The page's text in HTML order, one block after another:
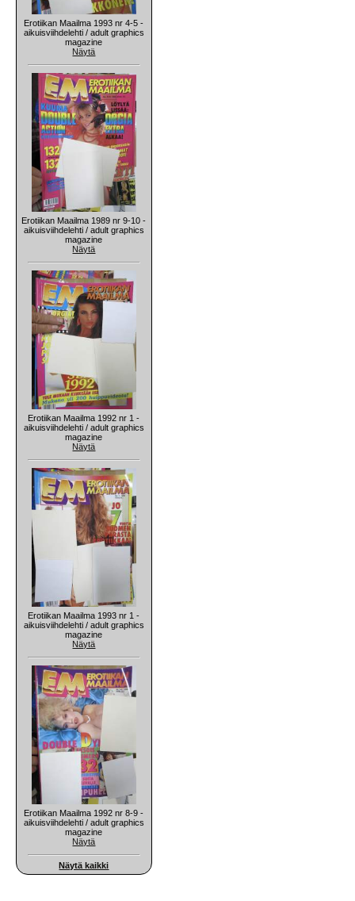
Erotiikan Maailma 1993 nr 4-5 -
aikuisviihdelehti / adult graphics
magazine
Näytä
Erotiikan Maailma 1989 nr 9-10 -
aikuisviihdelehti / adult graphics
magazine
Näytä
Erotiikan Maailma 1992 nr 1 -
aikuisviihdelehti / adult graphics
magazine
Näytä
Erotiikan Maailma 1993 nr 1 -
aikuisviihdelehti / adult graphics
magazine
Näytä
Erotiikan Maailma 1992 nr 8-9 -
aikuisviihdelehti / adult graphics
magazine
Näytä
Näytä kaikki